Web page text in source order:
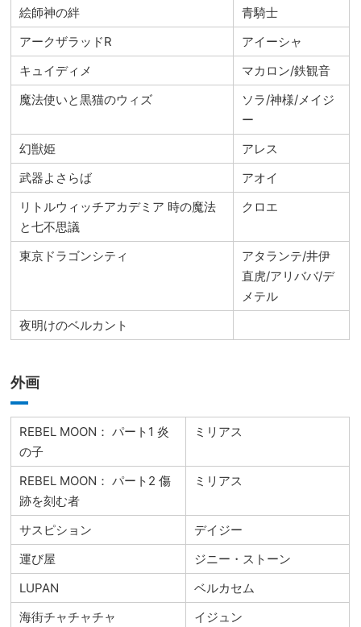
絵師神の絆
青騎士
アークザラッドR
アイーシャ
キュイディメ
マカロン/鉄観音
魔法使いと黒猫のウィズ
ソラ/神様/メイジ
ー
幻獣姫
アレス
武器よさらば
アオイ
リトルウィッチアカデミア 時の魔法
と七不思議
クロエ
東京ドラゴンシティ
アタランテ/井伊
直虎/アリババ/デ
メテル
夜明けのベルカント
外画
REBEL MOON： パート1 炎
の子
ミリアス
REBEL MOON： パート2 傷
跡を刻む者
ミリアス
サスピション
デイジー
運び屋
ジニー・ストーン
LUPAN
ベルカセム
海街チャチャチャ
イジュン